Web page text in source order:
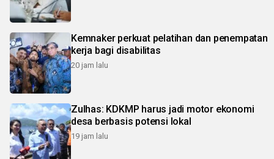
Kemnaker perkuat pelatihan dan penempatan
kerja bagi disabilitas
20 jam lalu
Zulhas: KDKMP harus jadi motor ekonomi
desa berbasis potensi lokal
19 jam lalu